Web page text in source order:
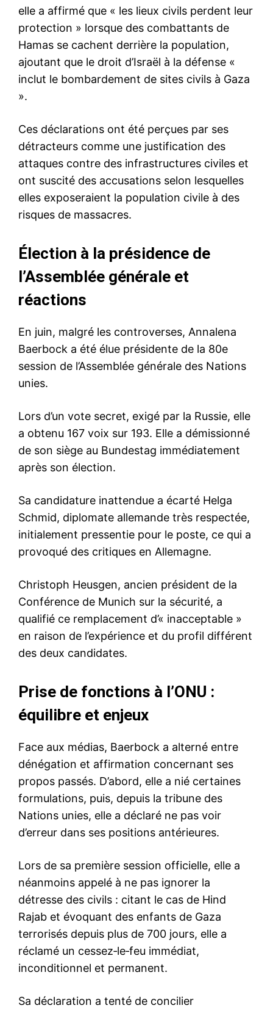
elle a affirmé que « les lieux civils perdent leur
protection » lorsque des combattants de
Hamas se cachent derrière la population,
ajoutant que le droit d’Israël à la défense «
inclut le bombardement de sites civils à Gaza
».
Ces déclarations ont été perçues par ses
détracteurs comme une justification des
attaques contre des infrastructures civiles et
ont suscité des accusations selon lesquelles
elles exposeraient la population civile à des
risques de massacres.
Élection à la présidence de
l’Assemblée générale et
réactions
En juin, malgré les controverses, Annalena
Baerbock a été élue présidente de la 80e
session de l’Assemblée générale des Nations
unies.
Lors d’un vote secret, exigé par la Russie, elle
a obtenu 167 voix sur 193. Elle a démissionné
de son siège au Bundestag immédiatement
après son élection.
Sa candidature inattendue a écarté Helga
Schmid, diplomate allemande très respectée,
initialement pressentie pour le poste, ce qui a
provoqué des critiques en Allemagne.
Christoph Heusgen, ancien président de la
Conférence de Munich sur la sécurité, a
qualifié ce remplacement d’« inacceptable »
en raison de l’expérience et du profil différent
des deux candidates.
Prise de fonctions à l’ONU :
équilibre et enjeux
Face aux médias, Baerbock a alterné entre
dénégation et affirmation concernant ses
propos passés. D’abord, elle a nié certaines
formulations, puis, depuis la tribune des
Nations unies, elle a déclaré ne pas voir
d’erreur dans ses positions antérieures.
Lors de sa première session officielle, elle a
néanmoins appelé à ne pas ignorer la
détresse des civils : citant le cas de Hind
Rajab et évoquant des enfants de Gaza
terrorisés depuis plus de 700 jours, elle a
réclamé un cessez‑le‑feu immédiat,
inconditionnel et permanent.
Sa déclaration a tenté de concilier